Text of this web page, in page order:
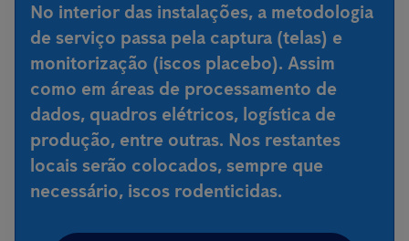
No interior das instalações, a metodologia
de serviço passa pela captura (telas) e
monitorização (iscos placebo). Assim
como em áreas de processamento de
dados, quadros elétricos, logística de
produção, entre outras. Nos restantes
locais serão colocados, sempre que
necessário, iscos rodenticidas.